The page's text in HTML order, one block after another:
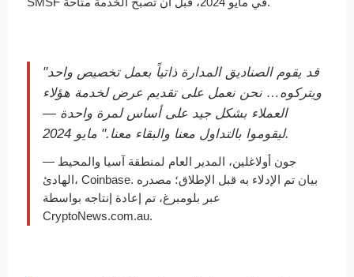
"قد يقوم الصناديق المدارة ذاتياً بعمل تخصيص واحد
ويتركوه… نحن نعمل على تقديم عرض لخدمة هؤلاء
العملاء بشكل جيد على أساس لمرة واحدة —
ليقوموا بالتداول معنا والبقاء معنا." مايو 2024.
— جون أولاغلين، المدير العام لمنطقة آسيا والمحيط
الهادئ، Coinbase. بيان تم الإدلاء به قبل الإطلاق؛ مصدره
عبر بلومبرغ، تم إعادة إنتاجه بواسطة
CryptoNews.com.au.